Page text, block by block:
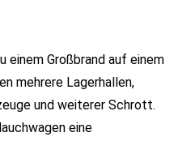
einem Großbrand auf einem
mehrere Lagerhallen,
und weiterer Schrott.
eine